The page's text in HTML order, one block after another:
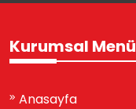
Kurumsal Menü
Anasayfa